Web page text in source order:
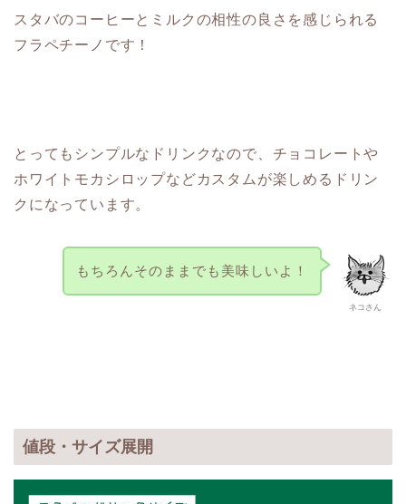
スタバのコーヒーとミルクの相性の良さを感じられる
フラペチーノです！
とってもシンプルなドリンクなので、チョコレートや
ホワイトモカシロップなどカスタムが楽しめるドリン
クになっています。
ネコさん
もちろんそのままでも美味しいよ！
値段・サイズ展開